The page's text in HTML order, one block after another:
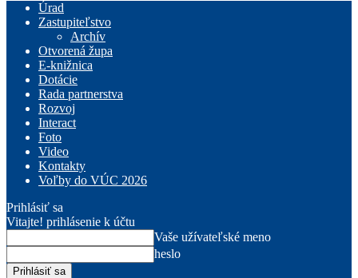
Úrad
Zastupiteľstvo
Archív
Otvorená župa
E-knižnica
Dotácie
Rada partnerstva
Rozvoj
Interact
Foto
Video
Kontakty
Voľby do VÚC 2026
Prihlásiť sa
Vitajte! prihlásenie k účtu
Vaše užívateľské meno
heslo